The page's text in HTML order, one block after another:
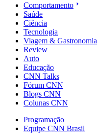
Comportamento
Saúde
Ciência
Tecnologia
Viagem & Gastronomia
Review
Auto
Educação
CNN Talks
Fórum CNN
Blogs CNN
Colunas CNN
Programação
Equipe CNN Brasil